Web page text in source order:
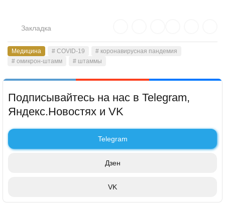
Закладка
Медицина # COVID-19
# коронавирусная пандемия
# омикрон-штамм
# штаммы
Подписывайтесь на нас в Telegram,
Яндекс.Новостях и VK
Telegram
Дзен
VK